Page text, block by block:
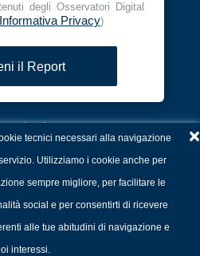
degli Osservatori Digital
Informativa Privacy)
Observatory
main data
on Search
report
×
tecnici necessari alla navigazione
Utilizziamo i cookie anche per
sempre migliore, per facilitare le
social e per consentirti di ricevere
alle tue abitudini di navigazione e
interessi.